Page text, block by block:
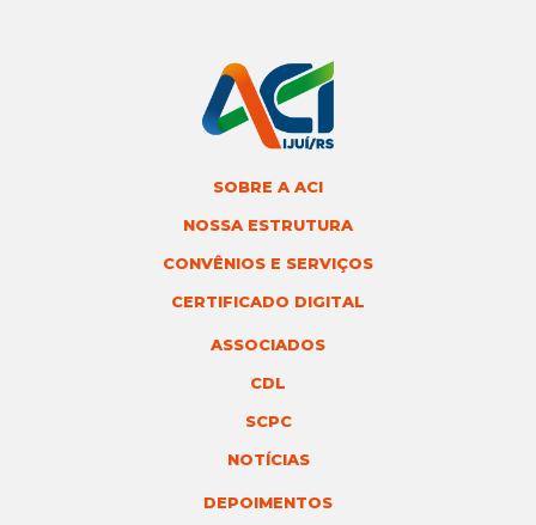
SOBRE A ACI
NOSSA ESTRUTURA
CONVÊNIOS E SERVIÇOS
CERTIFICADO DIGITAL
ASSOCIADOS
CDL
SCPC
NOTÍCIAS
DEPOIMENTOS